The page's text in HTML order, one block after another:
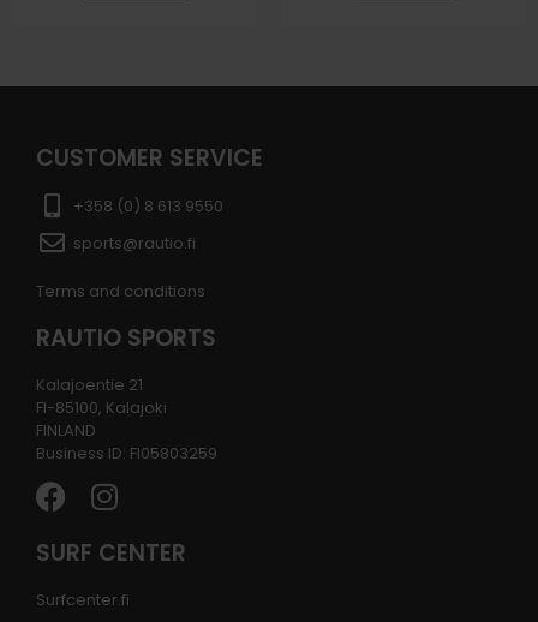
CUSTOMER SERVICE
+358 (0) 8 613 9550
sports@rautio.fi
Terms and conditions
RAUTIO SPORTS
Kalajoentie 21
FI-85100, Kalajoki
FINLAND
Business ID: FI05803259
SURF CENTER
Surfcenter.fi